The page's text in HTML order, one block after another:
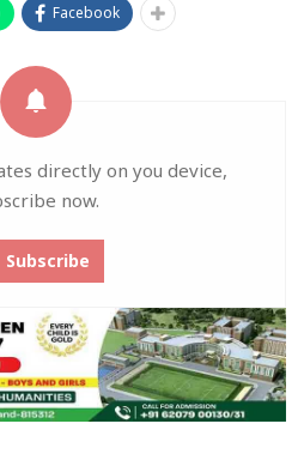
Facebook
directly on you device,
now.
Subscribe